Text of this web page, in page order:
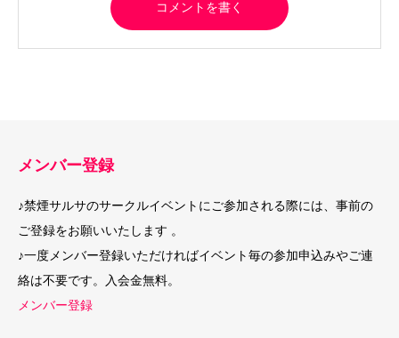
メンバー登録
♪禁煙サルサのサークルイベントにご参加される際には、事前の
ご登録をお願いいたします 。
♪一度メンバー登録いただければイベント毎の参加申込みやご連
絡は不要です。入会金無料。
メンバー登録